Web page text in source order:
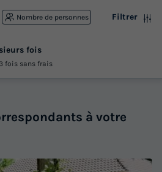
Nombre de personnes Filtrer
fois
fois sans frais
à votre